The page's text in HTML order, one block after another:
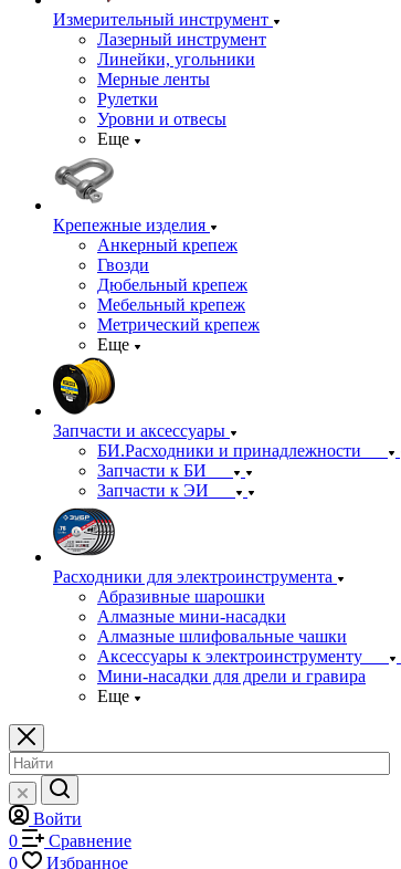
Измерительный инструмент
Лазерный инструмент
Линейки, угольники
Мерные ленты
Рулетки
Уровни и отвесы
Еще
Крепежные изделия
Анкерный крепеж
Гвозди
Дюбельный крепеж
Мебельный крепеж
Метрический крепеж
Еще
Запчасти и аксессуары
БИ.Расходники и принадлежности
Запчасти к БИ
Запчасти к ЭИ
Расходники для электроинструмента
Абразивные шарошки
Алмазные мини-насадки
Алмазные шлифовальные чашки
Аксессуары к электроинструменту
Мини-насадки для дрели и гравира
Еще
Войти
0
Сравнение
0
Избранное